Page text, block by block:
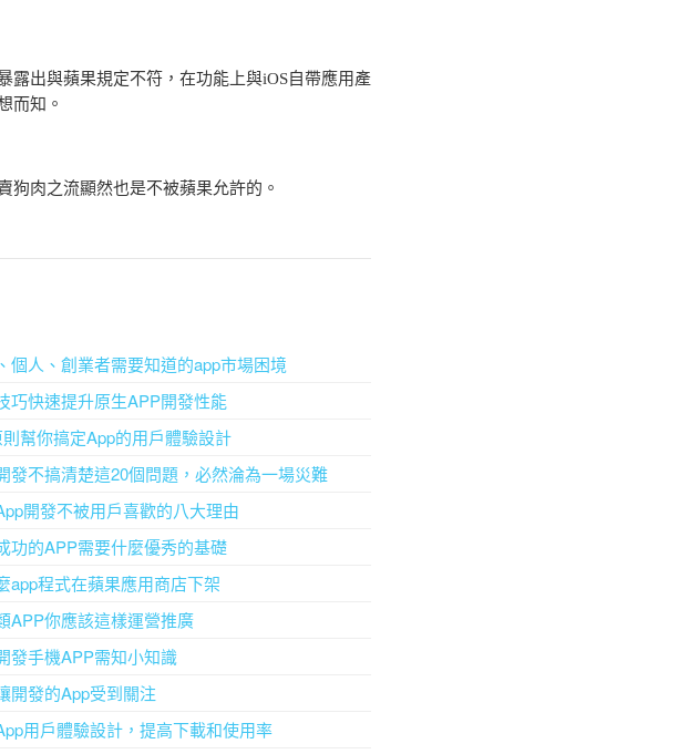
露出與蘋果規定不符，在功能上與iOS自帶應用產
而知。
狗肉之流顯然也是不被蘋果允許的。
個人、創業者需要知道的app市場困境
巧快速提升原生APP開發性能
幫你搞定App的用戶體驗設計
發不搞清楚這20個問題，必然淪為一場災難
開發不被用戶喜歡的八大理由
功的APP需要什麼優秀的基礎
app程式在蘋果應用商店下架
APP你應該這樣運營推廣
發手機APP需知小知識
開發的App受到關注
用戶體驗設計，提高下載和使用率